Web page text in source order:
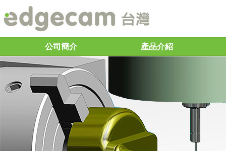
公司簡介 產品介紹